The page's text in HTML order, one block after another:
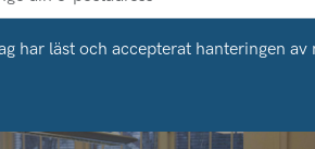
har läst och accepterat hanteringen av